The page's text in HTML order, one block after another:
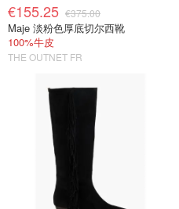
€155.25 €375.00
Maje 淡粉色厚底切尔西靴
100%牛皮
THE OUTNET FR